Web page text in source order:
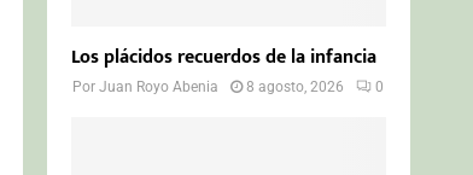
Los plácidos recuerdos de la infancia
PorJuan Royo Abenia 8 agosto, 2026 0